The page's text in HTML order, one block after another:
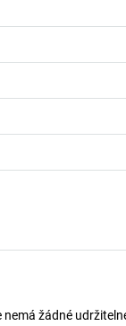
žádné